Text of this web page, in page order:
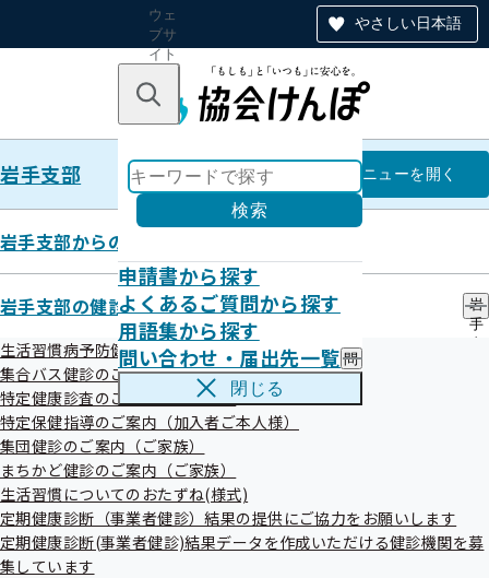
やさしい日本語
ウェ
ブサ
イト
のナ
ン
キーワードで探す
検索
申請書から探す
よくあるご質問から探す
用語集から探す
問い合わせ・届出先一覧 問
い
先
一
覧
閉じる
岩手支部 岩手支部
メニューを開く
岩手支部からのお知らせ
岩手支部の健診・保健指導のご案内
岩
手
の
生活習慣病予防健診のご案内（加入者ご本人様）
集合バス健診のご案内
特定健康診査のご案内（ご家族）
特定保健指導のご案内（加入者ご本人様）
集団健診のご案内（ご家族）
まちかど健診のご案内（ご家族）
生活習慣についてのおたずね(様式)
定期健康診断（事業者健診）結果の提供にご協力をお願いします
定期健康診断(事業者健診)結果データを作成いただける健診機関を募
集しています
統計情報
令和8年5月19日
医療費等に関するデータ